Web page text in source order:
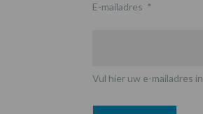
E-mailadres *
Vul hier uw e-mailadres in